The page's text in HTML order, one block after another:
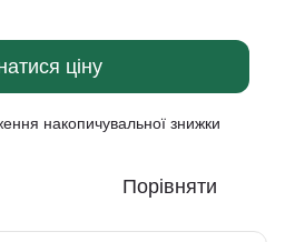
ціну
накопичувальної знижки
Порівняти